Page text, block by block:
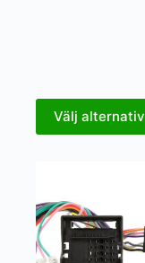
Välj alternativ